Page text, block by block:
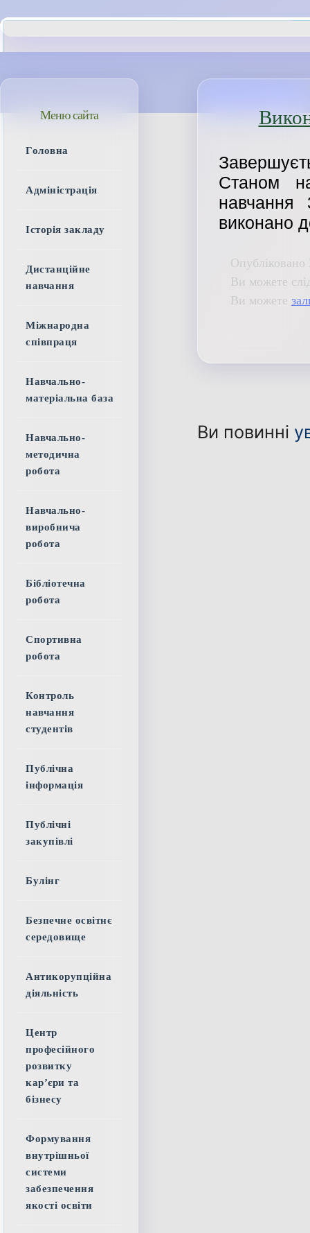
Станом
навчання
виконано
Ви можете
Ви можете
Ви повинні
Меню сайта
Головна
Адміністрація
Історія закладу
Дистанційне
навчання
Міжнародна
співпраця
Навчально-
матеріальна база
Навчально-
методична
робота
Навчально-
виробнича
робота
Бібліотечна
робота
Спортивна
робота
Контроль
навчання
студентів
Публічна
інформація
Публічні
закупівлі
Булінг
Безпечне освітнє
середовище
Антикорупційна
діяльність
Центр
професійного
розвитку
кар’єри та
бізнесу
Формування
внутрішньої
системи
забезпечення
якості освіти